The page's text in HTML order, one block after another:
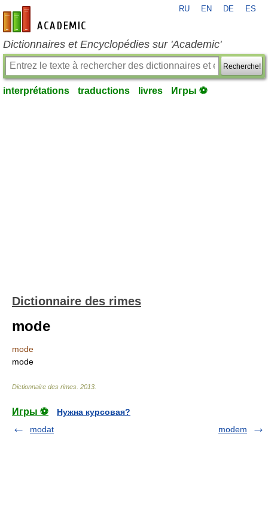
fr-academic.com
RU EN DE ES
Dictionnaires et Encyclopédies sur 'Academic'
Recherche!
interprétations traductions livres Игры ⚽
Dictionnaire des rimes
mode
mode
mode
Dictionnaire des rimes 2013
Игры ⚽
Нужна курсовая?
modat
modem